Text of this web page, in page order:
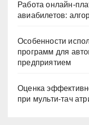
Работа
авиабилетов:
Особенности
программ для
предприятием
Оценка
при мульти-тач